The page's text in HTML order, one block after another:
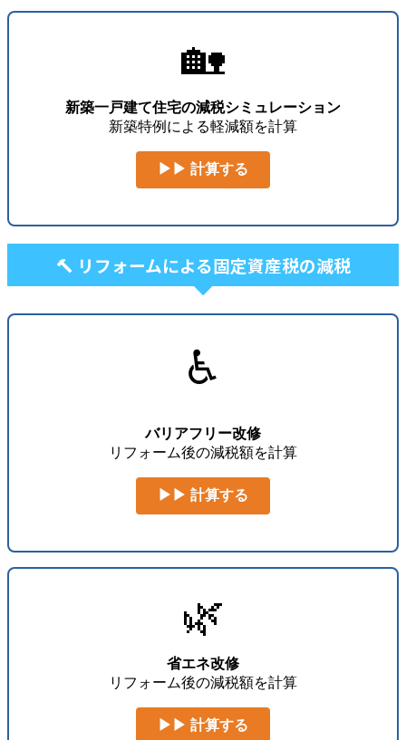
🏡
新築一戸建て住宅の減税シミュレーション
新築特例による軽減額を計算
▶▶ 計算する
🔨 リフォームによる固定資産税の減税
♿
バリアフリー改修
リフォーム後の減税額を計算
▶▶ 計算する
🌿
省エネ改修
リフォーム後の減税額を計算
▶▶ 計算する